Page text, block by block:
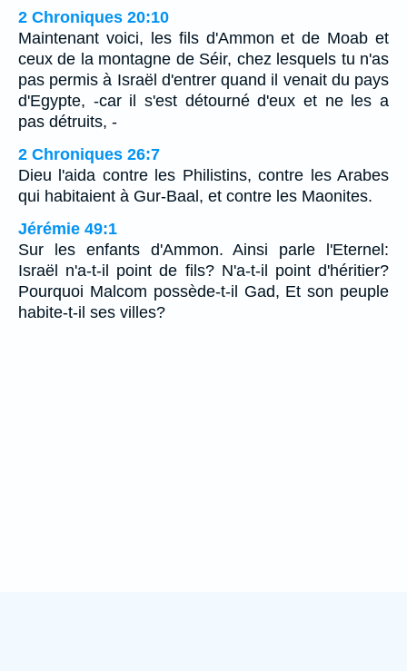
2 Chroniques 20:10
Maintenant voici, les fils d'Ammon et de Moab et
ceux de la montagne de Séir, chez lesquels tu n'as
pas permis à Israël d'entrer quand il venait du pays
d'Egypte, -car il s'est détourné d'eux et ne les a
pas détruits, -
2 Chroniques 26:7
Dieu l'aida contre les Philistins, contre les Arabes
qui habitaient à Gur-Baal, et contre les Maonites.
Jérémie 49:1
Sur les enfants d'Ammon. Ainsi parle l'Eternel:
Israël n'a-t-il point de fils? N'a-t-il point d'héritier?
Pourquoi Malcom possède-t-il Gad, Et son peuple
habite-t-il ses villes?